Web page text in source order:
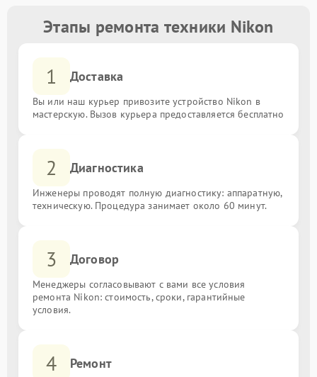
Этапы ремонта техники Nikon
1 Доставка
Вы или наш курьер привозите устройство Nikon в
мастерскую. Вызов курьера предоставляется бесплатно
2 Диагностика
Инженеры проводят полную диагностику: аппаратную,
техническую. Процедура занимает около 60 минут.
3 Договор
Менеджеры согласовывают с вами все условия
ремонта Nikon: стоимость, сроки, гарантийные
условия.
4 Ремонт